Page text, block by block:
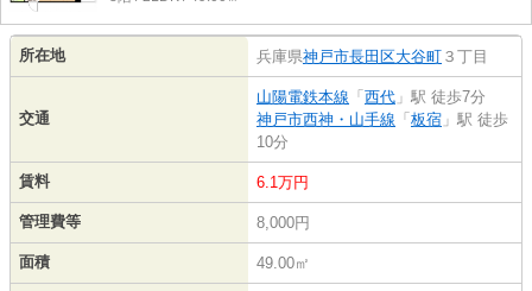
所在地 兵庫県神戸市長田区大谷町 ３丁目
交通
山陽電鉄本線 「西代 」駅 徒歩7分
神戸市西神・山手線 「板宿 」駅 徒歩
10分
賃料 6.1万円
管理費等 8,000円
面積 49.00㎡